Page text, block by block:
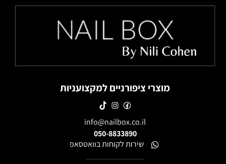
מוצרי ציפורניים למקצועניות
info@nailbox.co.il
050-8833890
שירות לקוחות בוואטסאפ